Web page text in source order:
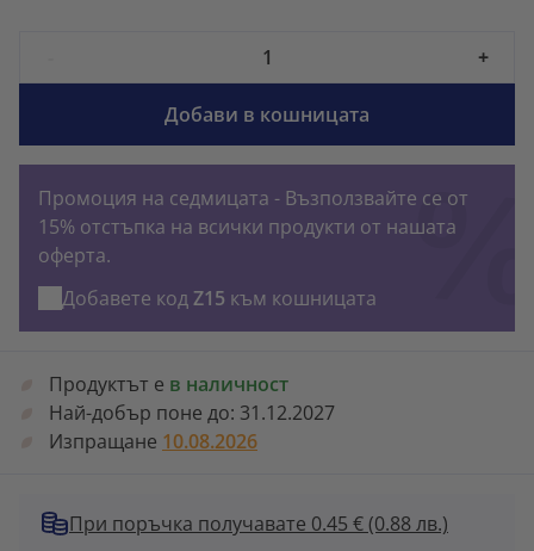
+
Добави в кошницата
Промоция на седмицата - Възползвайте се от
15% отстъпка на всички продукти от нашата
оферта.
Добавете кодZ15 към кошницата
Продуктът е в наличност
Най-добър поне до: 31.12.2027
Изпращане 10.08.2026
При поръчка получавате 0.45 €(0.88 лв.)